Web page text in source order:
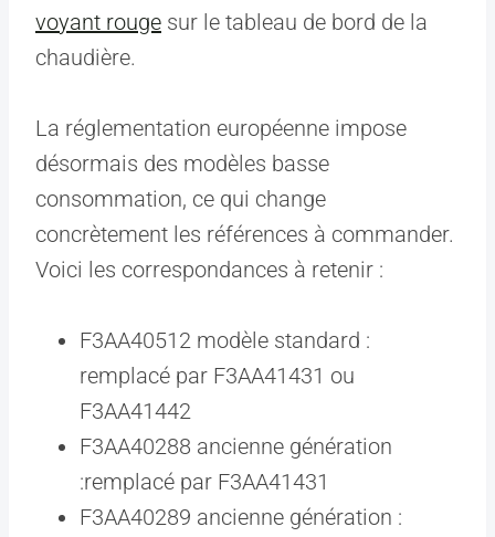
voyant rouge sur le tableau de bord de la
chaudière.
La réglementation européenne impose
désormais des modèles basse
consommation, ce qui change
concrètement les références à commander.
Voici les correspondances à retenir :
F3AA40512 modèle standard :
remplacé par F3AA41431 ou
F3AA41442
F3AA40288 ancienne génération
:remplacé par F3AA41431
F3AA40289 ancienne génération :